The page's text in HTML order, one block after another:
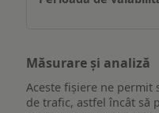
Măsurare și analiză
Aceste fișiere ne permit
de trafic, astfel încât să